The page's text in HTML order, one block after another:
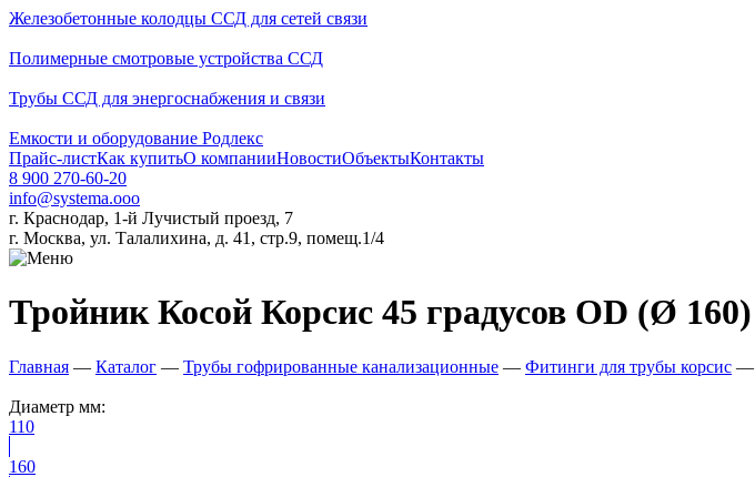
Железобетонные колодцы ССД для сетей связи
Полимерные смотровые устройства ССД
Трубы ССД для энергоснабжения и связи
Емкости и оборудование Родлекс
Прайс-листКак купитьО компанииНовостиОбъектыКонтакты
8 900 270-60-20
info@systema.ooo
г. Краснодар, 1-й Лучистый проезд, 7
г. Москва, ул. Талалихина, д. 41, стр.9, помещ.1/4
Тройник Косой Корсис 45 градусов OD (Ø 160)
Главная — Каталог — Трубы гофрированные канализационные — Фитинги для трубы корсис —
Диаметр мм:
110
160